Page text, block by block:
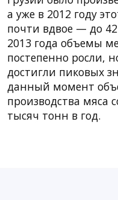
а уже в 2012 году
почти вдвое — до
2013 года объемы
постепенно росли,
достигли пиковых
данный момент
производства мяса
тысяч тонн в год.